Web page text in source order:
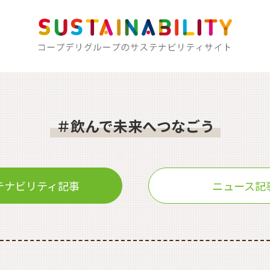
＃飲んで未来へつなごう
ナビリティ記事 ニュース記